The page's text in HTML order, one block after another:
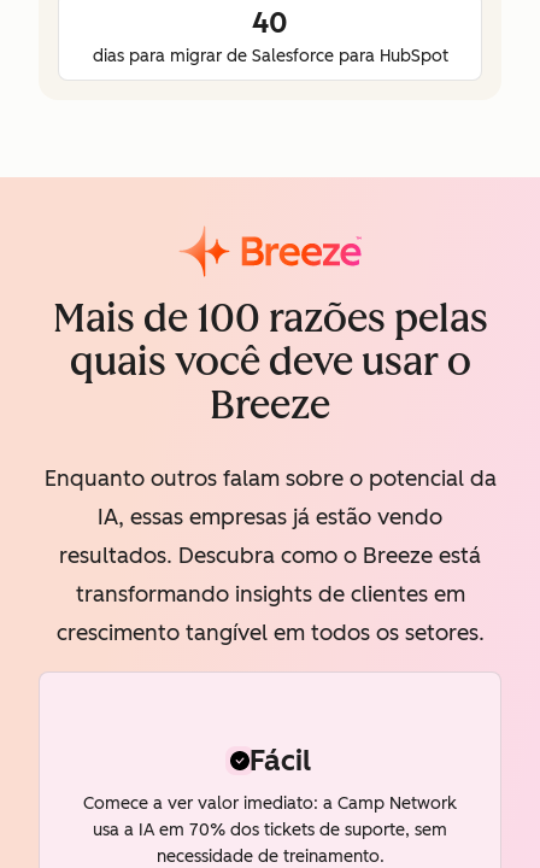
40
dias para migrar de Salesforce para HubSpot
Mais de 100 razões pelas
quais você deve usar o
Breeze
Enquanto outros falam sobre o potencial da
IA, essas empresas já estão vendo
resultados. Descubra como o Breeze está
transformando insights de clientes em
crescimento tangível em todos os setores.
Fácil
Comece a ver valor imediato: a Camp Network
usa a IA em 70% dos tickets de suporte, sem
necessidade de treinamento.